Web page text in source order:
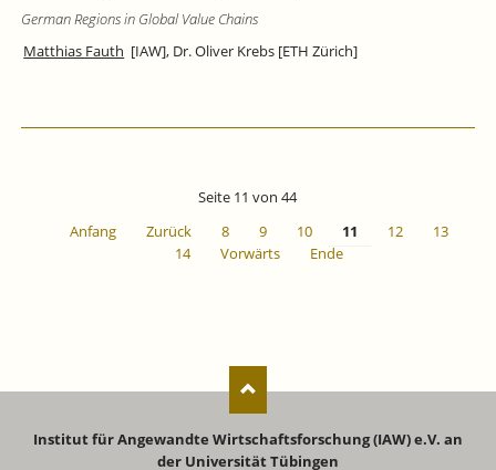
German Regions in Global Value Chains
Matthias Fauth [IAW], Dr. Oliver Krebs [ETH Zürich]
Seite 11 von 44
Anfang
Zurück 8 9 10 11 12
13
14
Vorwärts Ende
Institut für Angewandte Wirtschaftsforschung (IAW) e.V. an
der Universität Tübingen